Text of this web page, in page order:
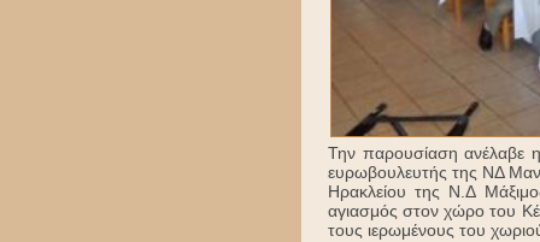
Την παρουσίαση ανέλαβε
ευρωβουλευτής της ΝΔ
Ηρακλείου της Ν.Δ
αγιασμός στον χώρο του
τους ιερωμένους του